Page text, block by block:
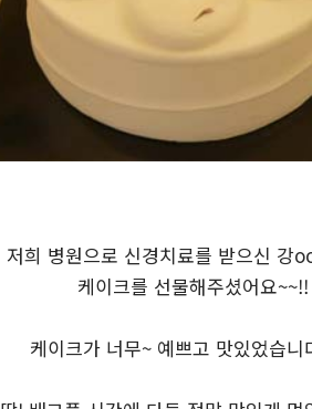
저희 병원으로 신경치료를 받으신 강
케이크를 선물해주셨어요~~!!
케이크가 너무~ 예쁘고 맛있었습